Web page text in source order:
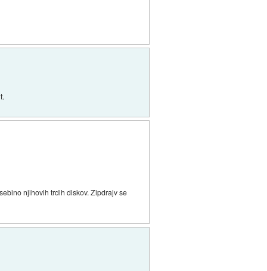
njihovih trdih diskov. Zipdrajv se